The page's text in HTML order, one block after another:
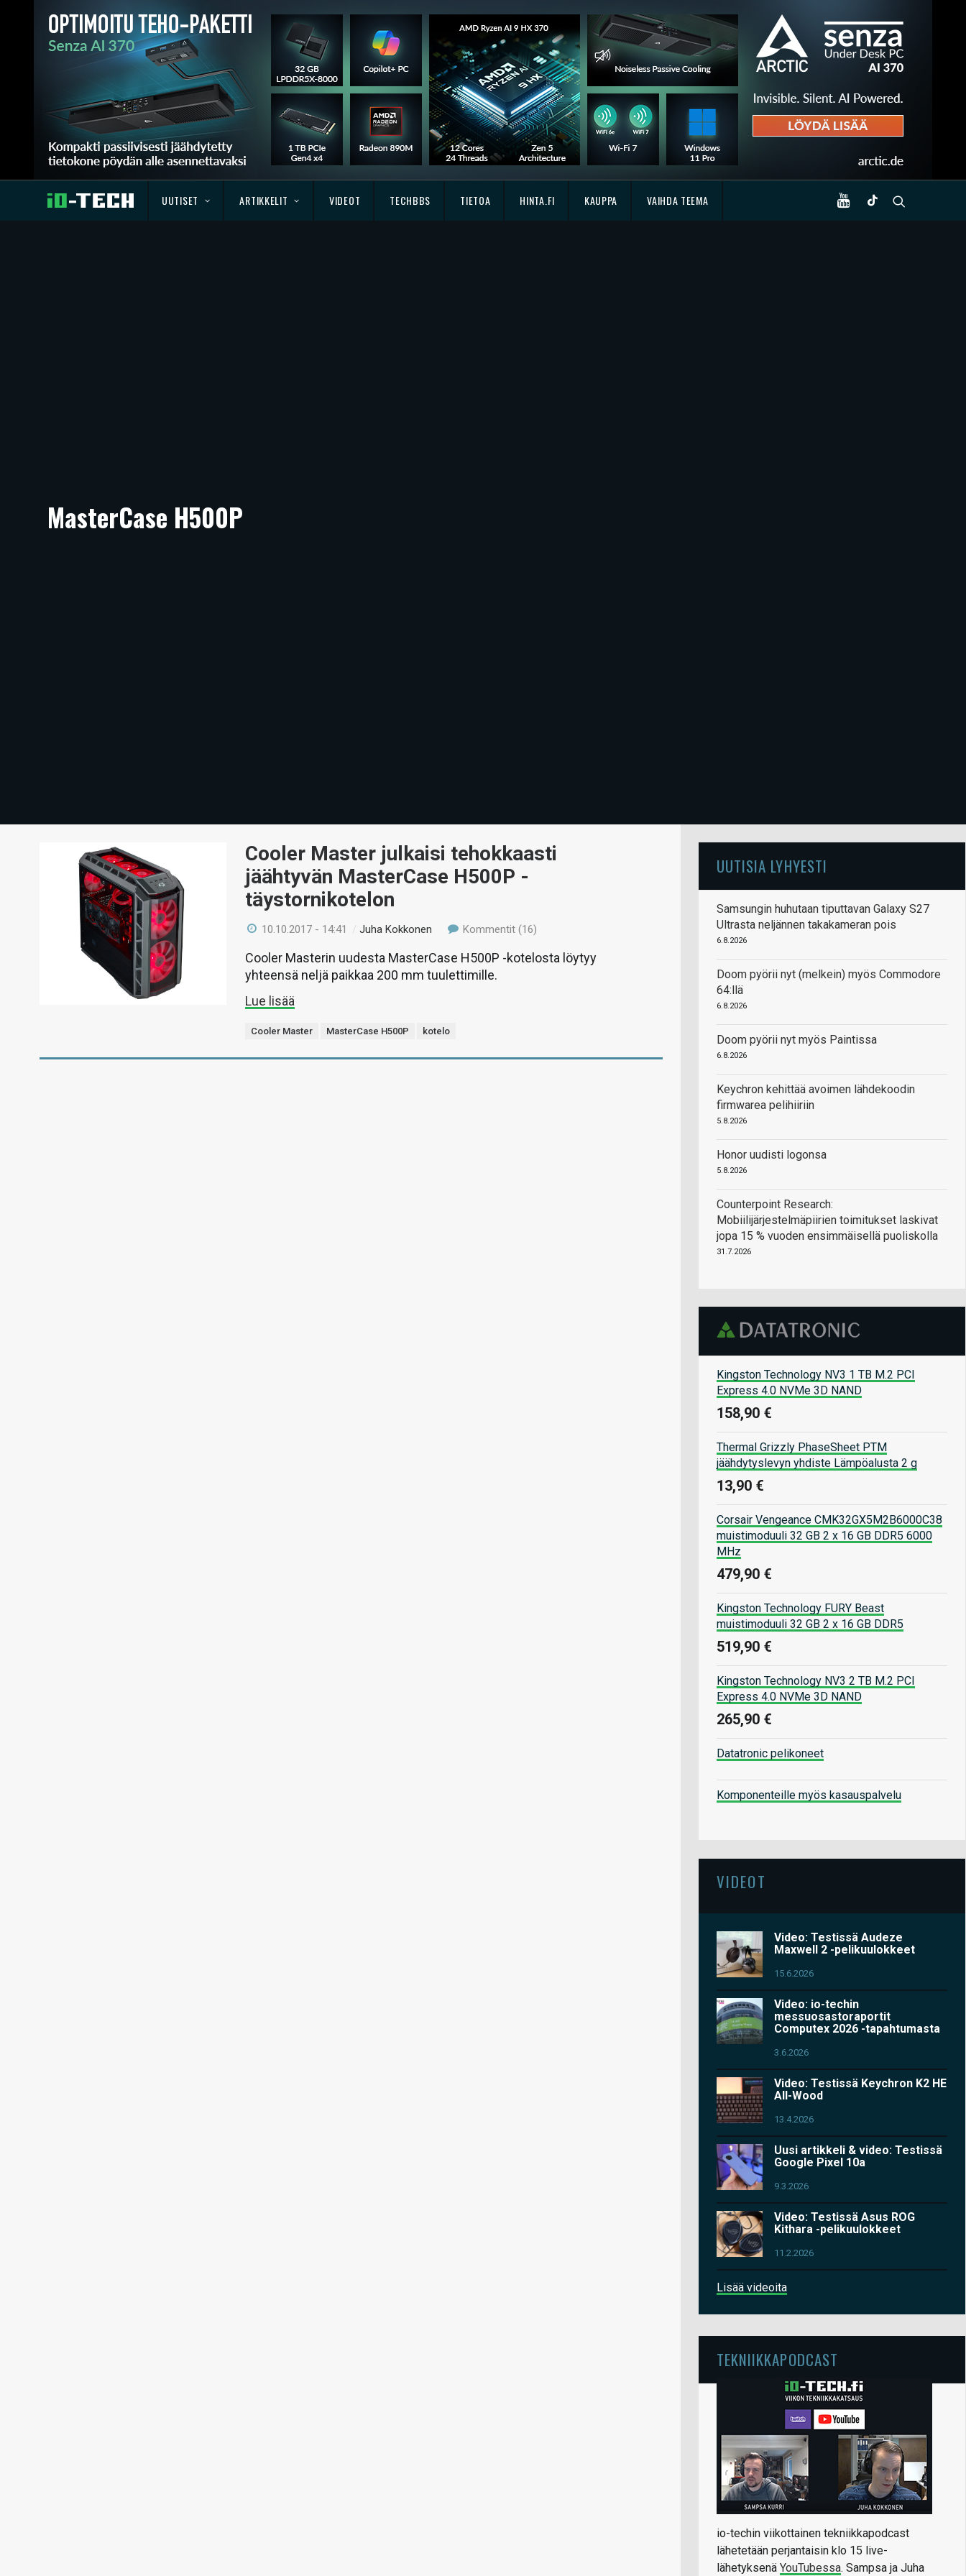
UUTISET ARTIKKELIT VIDEOT TECHBBS TIETOA HINTA.FI KAUPPA VAIHDA TEEMA
MasterCase H500P
Cooler Master julkaisi tehokkaasti
jäähtyvän MasterCase H500P -
täystornikotelon
10.10.2017 - 14:41 /Juha Kokkonen Kommentit (16)
Cooler Masterin uudesta MasterCase H500P -kotelosta löytyy
yhteensä neljä paikkaa 200 mm tuulettimille.
Lue lisää
Cooler Master MasterCase H500P kotelo
UUTISIA LYHYESTI
Samsungin huhutaan tiputtavan Galaxy S27
Ultrasta neljännen takakameran pois
6.8.2026
Doom pyörii nyt (melkein) myös Commodore
64:llä
6.8.2026
Doom pyörii nyt myös Paintissa
6.8.2026
Keychron kehittää avoimen lähdekoodin
firmwarea pelihiiriin
5.8.2026
Honor uudisti logonsa
5.8.2026
Counterpoint Research:
Mobiilijärjestelmäpiirien toimitukset laskivat
jopa 15 % vuoden ensimmäisellä puoliskolla
31.7.2026
Kingston Technology NV3 1 TB M.2 PCI
Express 4.0 NVMe 3D NAND
158,90 €
Thermal Grizzly PhaseSheet PTM
jäähdytyslevyn yhdiste Lämpöalusta 2 g
13,90 €
Corsair Vengeance CMK32GX5M2B6000C38
muistimoduuli 32 GB 2 x 16 GB DDR5 6000
MHz
479,90 €
Kingston Technology FURY Beast
muistimoduuli 32 GB 2 x 16 GB DDR5
519,90 €
Kingston Technology NV3 2 TB M.2 PCI
Express 4.0 NVMe 3D NAND
265,90 €
Datatronic pelikoneet
Komponenteille myös kasauspalvelu
VIDEOT
Video: Testissä Audeze
Maxwell 2 -pelikuulokkeet
15.6.2026
Video: io-techin
messuosastoraportit
Computex 2026 -tapahtumasta
3.6.2026
Video: Testissä Keychron K2 HE
All-Wood
13.4.2026
Uusi artikkeli & video: Testissä
Google Pixel 10a
9.3.2026
Video: Testissä Asus ROG
Kithara -pelikuulokkeet
11.2.2026
Lisää videoita
TEKNIIKKAPODCAST
io-techin viikottainen tekniikkapodcast
lähetetään perjantaisin klo 15 live-
lähetyksenä YouTubessa. Sampsa ja Juha